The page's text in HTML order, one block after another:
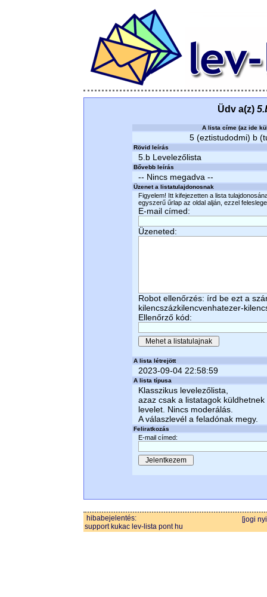
Üdv a(z)
A lista címe (az ide
5 (eztistudodmi) b
Rövid leírás
5.b Levelezőlista
Bővebb leírás
-- Nincs megadva --
Üzenet a listatulajdonosnak
Figyelem! Itt kifejezetten a lista
egyszerű űrlap az oldal alján, ezzel
E-mail címed:
Üzeneted:
Robot ellenőrzés: írd be ezt a
kilencszázkilencvenhatezer-
Ellenőrző kód:
A lista létrejött
2023-09-04 22:58:59
A lista típusa
Klasszikus levelezőlista,
azaz csak a listatagok küldhetnek
levelet. Nincs moderálás.
A válaszlevél a feladónak megy.
Feliratkozás
E-mail címed:
hibabejelentés:
support kukac lev-lista pont hu
[jogi